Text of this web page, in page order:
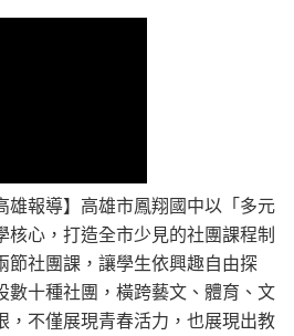
雄報導】高雄市鳳翔國中以「多元
核心，打造全市少見的社團課程制
節社團課，讓學生依興趣自由探
數十種社團，橫跨藝文、體育、文
，不僅展現青春活力，也展現出教